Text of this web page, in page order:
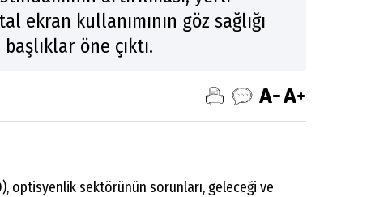
ekran kullanımının göz sağlığı
öne çıktı.
optisyenlik sektörünün sorunları, geleceği ve